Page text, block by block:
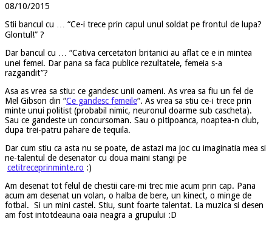
08/10/2015
Stii bancul cu … “Ce-i trece prin capul unul soldat pe frontul de lupa?
Glontul!” ?
Dar bancul cu … “Cativa cercetatori britanici au aflat ce e in mintea
unei femei. Dar pana sa faca publice rezultatele, femeia s-a
razgandit”?
Asa as vrea sa stiu: ce gandesc unii oameni. As vrea sa fiu un fel de
Mel Gibson din “Ce gandesc femeile“. As vrea sa stiu ce-i trece prin
minte unui politist (probabil nimic, neuronul doarme sub cascheta).
Sau ce gandeste un concursoman. Sau o pitipoanca, noaptea-n club,
dupa trei-patru pahare de tequila.
Dar cum stiu ca asta nu se poate, de astazi ma joc cu imaginatia mea si
ne-talentul de desenator cu doua maini stangi pe
cetitreceprinminte.ro :)
Am desenat tot felul de chestii care-mi trec mie acum prin cap. Pana
acum am desenat un volan, o halba de bere, un kinect, o minge de
fotbal. Si un mini castel. Stiu, sunt foarte talentat. La muzica si desen
am fost intotdeauna oaia neagra a grupului :D